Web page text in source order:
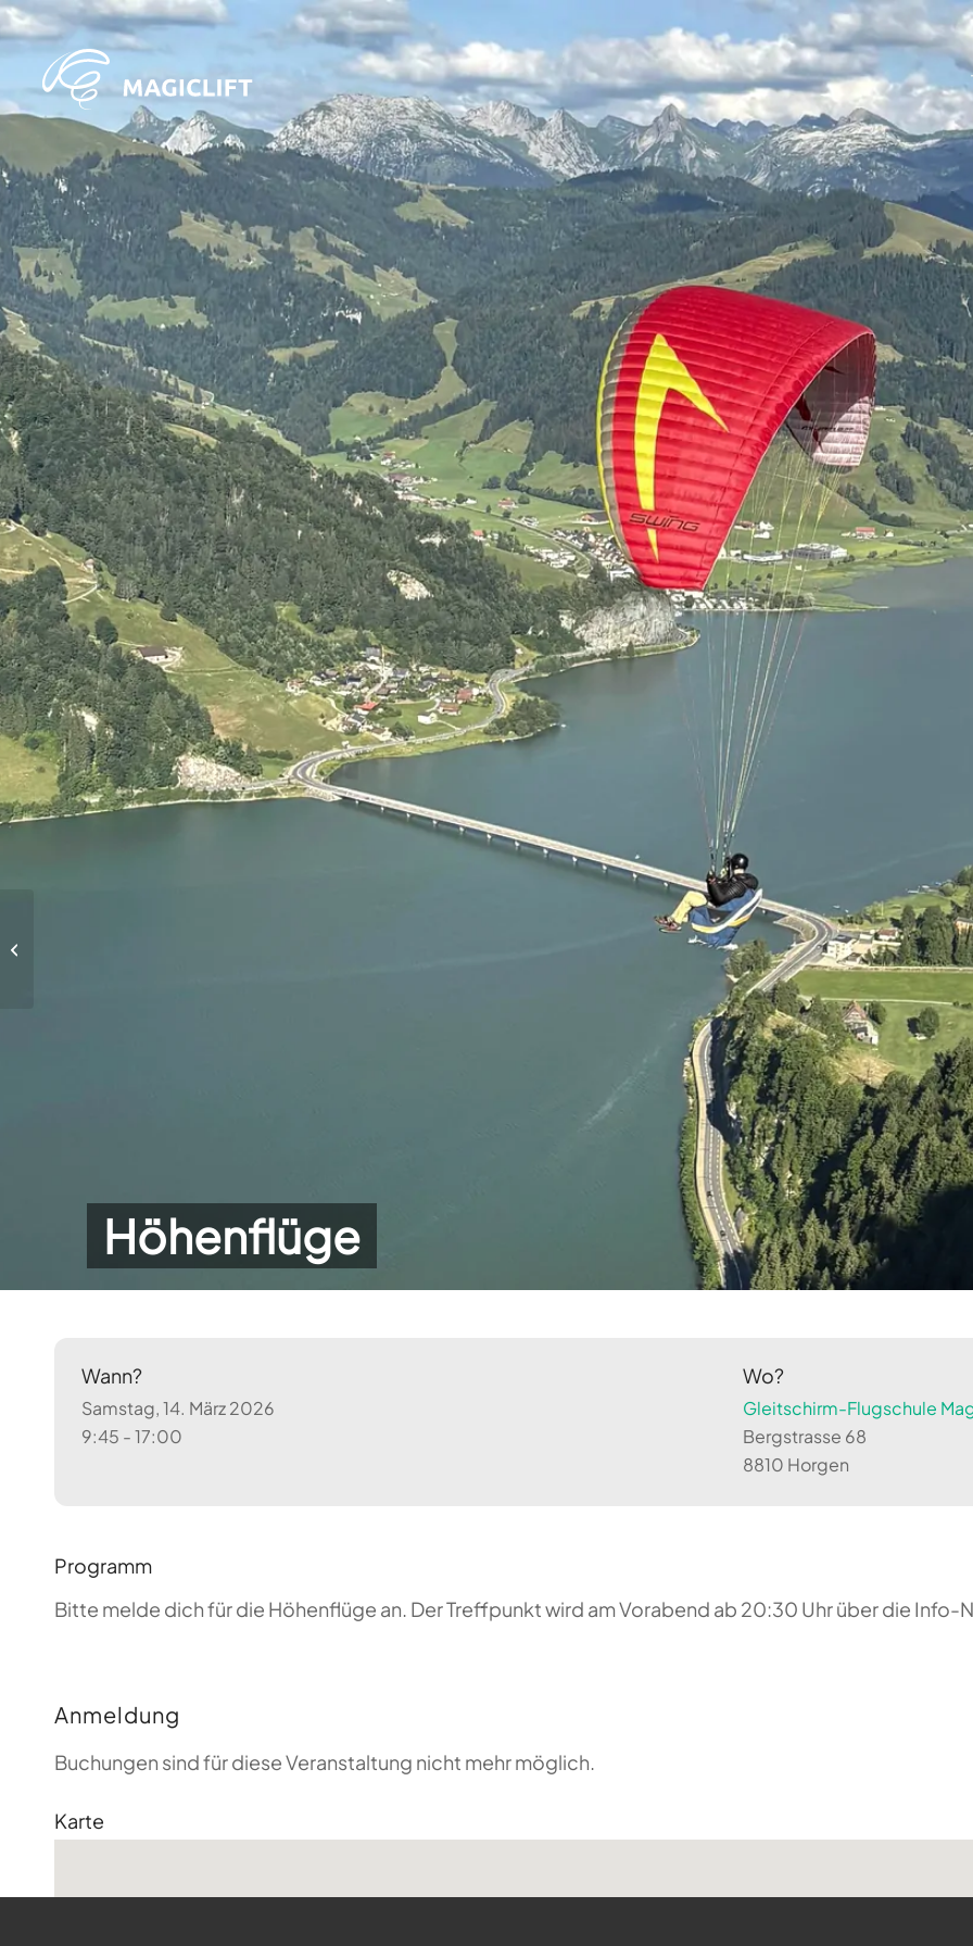
Höhenflüge
Wann?
Samstag, 14. März 2026
9:45 - 17:00
Wo?
Gleitschirm-Flugschule
Bergstrasse 68
8810 Horgen
Programm
Bitte melde dich für die Höhenflüge an. Der Treffpunkt wird am Vorabend ab 20:30 Uhr über die Info-
Anmeldung
Buchungen sind für diese Veranstaltung nicht mehr möglich.
Karte